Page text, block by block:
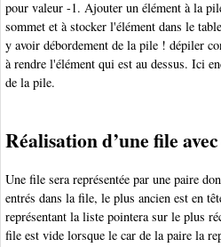
pour valeur -1. Ajouter un élément à la
sommet et à stocker l'élément dans le
y avoir débordement de la pile ! dépiler
à rendre l'élément qui est au dessus. Ici
de la pile.
Réalisation d’une file
Une file sera représentée par une paire
entrés dans la file, le plus ancien est en
représentant la liste pointera sur le plus
file est vide lorsque le car de la paire la